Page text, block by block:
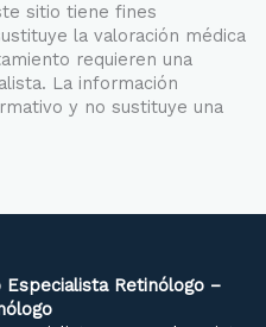
sitio tiene fines
la valoración médica
requieren una
La información
y no sustituye una
Especialista Retinólogo –